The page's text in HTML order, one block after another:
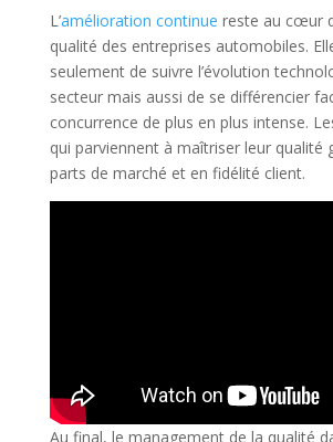
L’amélioration continue reste au cœur
qualité des entreprises automobiles.
seulement de suivre l’évolution
secteur mais aussi de se différencier
concurrence de plus en plus intense.
qui parviennent à maîtriser leur qualité
parts de marché et en fidélité client.
Au final, le management de la qualité